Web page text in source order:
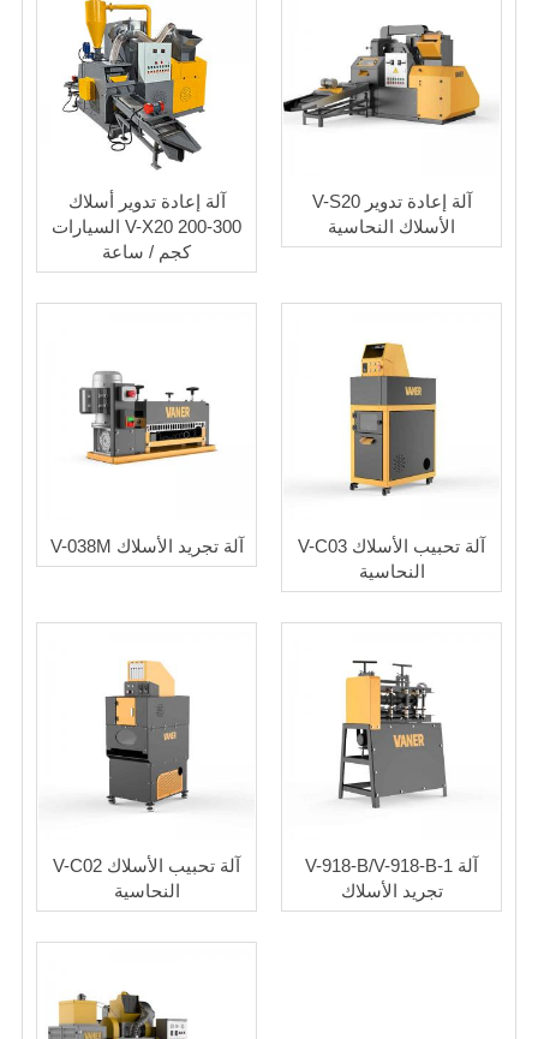
آلة إعادة تدوير أسلاك
السيارات V-X20 200-300
كجم / ساعة
V-S20 آلة إعادة تدوير
الأسلاك النحاسية
V-038M آلة تجريد الأسلاك
V-C03 آلة تحبيب الأسلاك
النحاسية
V-C02 آلة تحبيب الأسلاك
النحاسية
V-918-B/V-918-B-1 آلة
تجريد الأسلاك